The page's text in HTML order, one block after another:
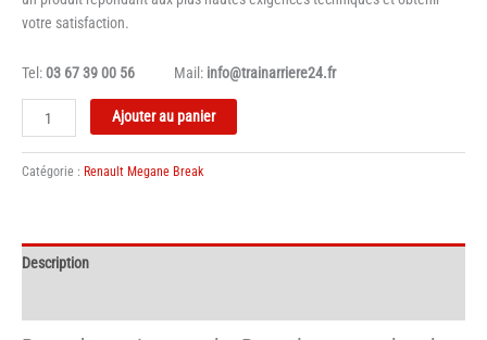
votre satisfaction.
Tel:03 67 39 00 56 Mail: info@trainarriere24.fr
quantité
de
Barre
de
Renault
megane
Ajouter au panier
Catégorie : Renault Megane Break
Description